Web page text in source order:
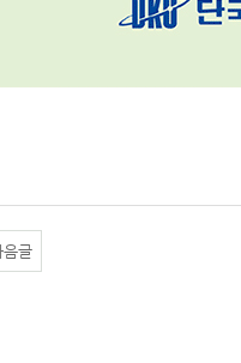
음글